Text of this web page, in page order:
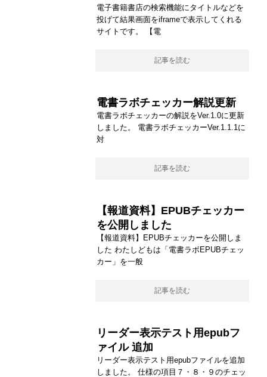
電子書籍書店の検索機能にタイトルなどを
投げて結果画面をiframeで表示してくれる
サイトです。 【電
記事を読む
電書ラボチェッカー解説更新
電書ラボチェッカーの解説をVer.1.0に更新
しました。 電書ラボチェッカーVer.1.1.1に
対
記事を読む
【報道資料】EPUBチェッカー
を公開しました
【報道資料】EPUBチェッカーを公開しま
した わたしどもは「電書ラボEPUBチェッ
カー」を一般
記事を読む
リーダー表示テスト用epubフ
ァイル 追加
リーダー表示テスト用epubファイルを追加
しました。 仕様の項目７・８・９のチェッ